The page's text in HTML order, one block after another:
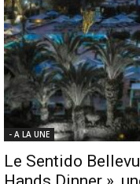
- A LA UNE
Le Sentido